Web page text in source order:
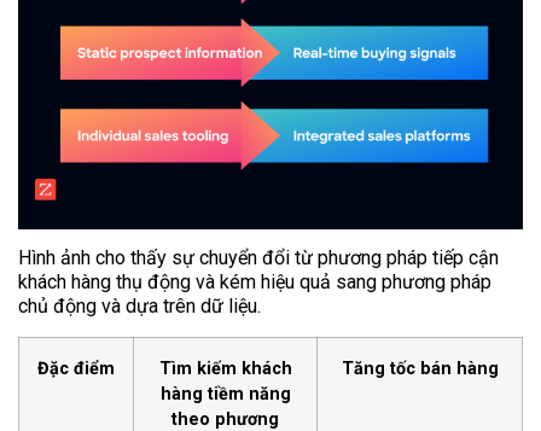
Hình ảnh cho thấy sự chuyển đổi từ phương pháp tiếp cận
khách hàng thụ động và kém hiệu quả sang phương pháp
chủ động và dựa trên dữ liệu.
Đặc điểm
Tìm kiếm khách
hàng tiềm năng
theo phương
Tăng tốc bán hàng